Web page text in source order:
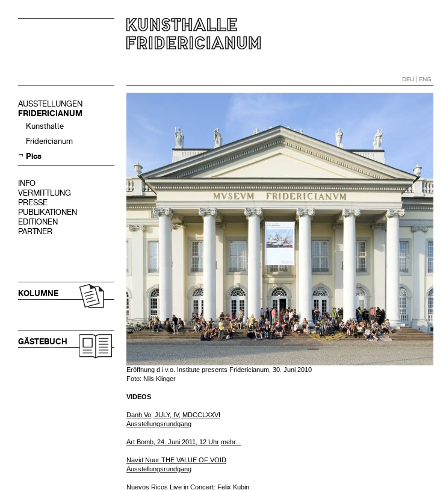
DEU | ENG
AUSSTELLUNGEN
FRIDERICIANUM
Kunsthalle
Fridericianum
Pics
INFO
VERMITTLUNG
PRESSE
PUBLIKATIONEN
EDITIONEN
PARTNER
KOLUMNE
GÄSTEBUCH
Eröffnung d.i.v.o. Institute presents Fridericianum, 30. Juni 2010
Foto: Nils Klinger
VIDEOS
Danh Vo, JULY, IV, MDCCLXXVI
Ausstellungsrundgang
Art Bomb, 24. Juni 2011, 12 Uhr mehr...
Navid Nuur THE VALUE OF VOID
Ausstellungsrundgang
Nuevos Ricos Live in Concert: Felix Kubin